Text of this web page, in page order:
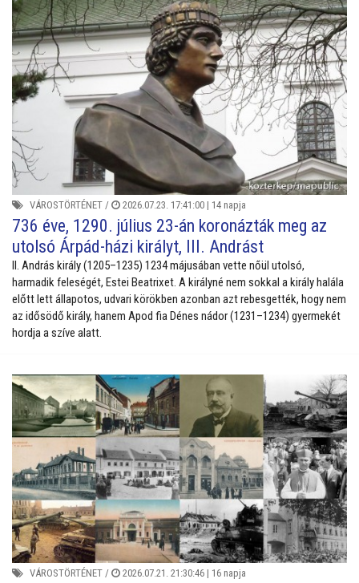
VÁROSTÖRTÉNET / 2026.07.23. 17:41:00 | 14 napja
736 éve, 1290. július 23-án koronázták meg az
utolsó Árpád-házi királyt, III. Andrást
II. András király (1205–1235) 1234 májusában vette nőül utolsó,
harmadik feleségét, Estei Beatrixet. A királyné nem sokkal a király halála
előtt lett állapotos, udvari körökben azonban azt rebesgették, hogy nem
az idősödő király, hanem Apod fia Dénes nádor (1231–1234) gyermekét
hordja a szíve alatt.
VÁROSTÖRTÉNET / 2026.07.21. 21:30:46 | 16 napja